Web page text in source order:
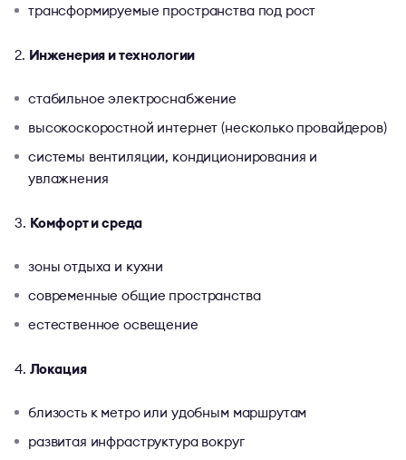
трансформируемые пространства под рост
Инженерия и технологии
стабильное электроснабжение
высокоскоростной интернет (несколько провайдеров)
системы вентиляции, кондиционирования и
увлажнения
Комфорт и среда
зоны отдыха и кухни
современные общие пространства
естественное освещение
Локация
близость к метро или удобным маршрутам
развитая инфраструктура вокруг